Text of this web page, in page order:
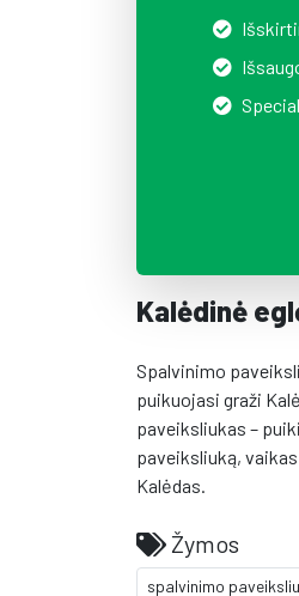
Kalėdinė
Spalvinimo
puikuojasi graži
paveiksliukas –
paveiksliuką,
Kalėdas.
Žymos
spalvinimo